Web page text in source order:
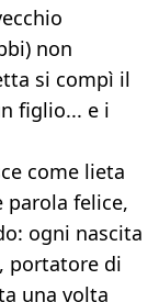
non
si compì il
figlio... e i
come lieta
parola felice,
ogni nascita
portatore di
una volta